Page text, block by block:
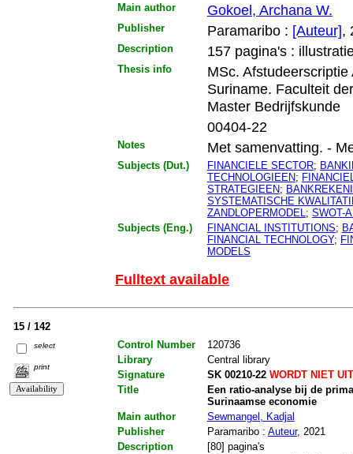
Main author Gokoel, Archana W.
Publisher Paramaribo : [Auteur],
Description 157 pagina's :
Thesis info
MSc.
Suriname. Faculteit
Master Bedrijfskunde
00404-22
Notes Met samenvatting. -
Subjects (Dut.) FINANCIELE SECTOR;
TECHNOLOGIEEN;
STRATEGIEEN;
SYSTEMATISCHE
ZANDLOPERMODEL ; SWOT-
Subjects (Eng.)
FINANCIAL INSTITUTIONS;
FINANCIAL TECHNOLOGY;
MODELS
Fulltext available
15 / 142
select
print
Control Number
120736
Library
Central library
Signature
SK 00210-22WORDT NIET
Title
Een ratio-analyse bij de
Surinaamse economie
Main author
Sewmangel, Kadjal
Publisher
Paramaribo : Auteur, 2021
Description
[80] pagina's